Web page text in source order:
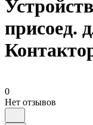
присоед.
0
Нет отзывов